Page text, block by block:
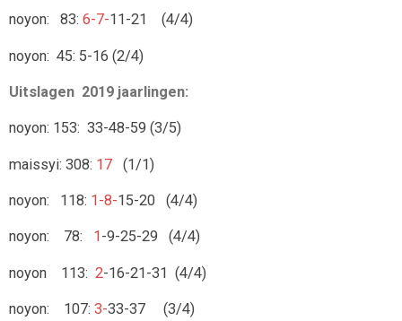
noyon: 83: 6-7-11-21 (4/4)
noyon: 45: 5-16 (2/4)
Uitslagen 2019 jaarlingen:
noyon: 153: 33-48-59 (3/5)
maissyi: 308: 17 (1/1)
noyon: 118: 1-8-15-20 (4/4)
noyon: 78: 1 -9-25-29 (4/4)
noyon 113: 2-16-21-31 (4/4)
noyon: 107: 3-33-37 (3/4)